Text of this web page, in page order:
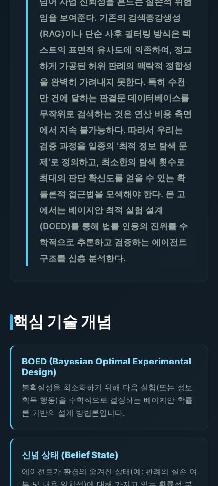
임을 보여준다. 기존의 검색증강생성
(RAG)이나 단순 사후 필터링 방식은 텍
스트의 표면적 유사도에 의존하여, 정교
하게 가공된 허위 판례의 맥락적 정합성
을 완벽히 가려내지 못한다. 특히 수천
만 건에 달하는 판결문 데이터베이스를
무작위로 검색하는 것은 연산 비용 측면
에서 지속 불가능하다. 따라서 우리는
검증 과정을 일종의 '최적 정보 탐색 문
제'로 정의하고, 최소한의 탐색 횟수로
최대의 판단 확신도를 얻을 수 있는 확
률론적 접근법을 모색해야 한다. 본 고
에서는 베이지안 최적 실험 설계
(BOED)를 통해 법률 인용의 진위를 수
학적으로 추론하고 검증하는 에이전트
구조를 심층 분석한다.
핵심 기술 개념
BOED (Bayesian Optimal Experimental
Design)
불확실성을 최소화하기 위해 다음 실험(또는 정보
획득 행동)을 수학적으로 결정하는 베이지안 확률
론 기반의 설계 방법론입니다.
신념 상태 (Belief State)
에이전트가 환경의 숨겨진 상태(예: 판례의 실존 여
부 및 내용 일치성)에 대해 가지고 있는 확률적 분